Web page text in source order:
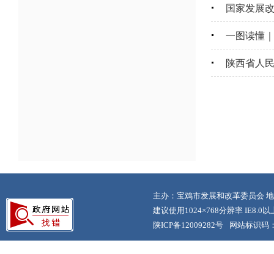
国家发展
一图读懂
陕西省人
主办：宝鸡市发展和改革委员会
建议使用1024×768分辨率 IE8.0以
陕ICP备12009282号
网站标识码